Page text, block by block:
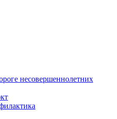
несовершеннолетних